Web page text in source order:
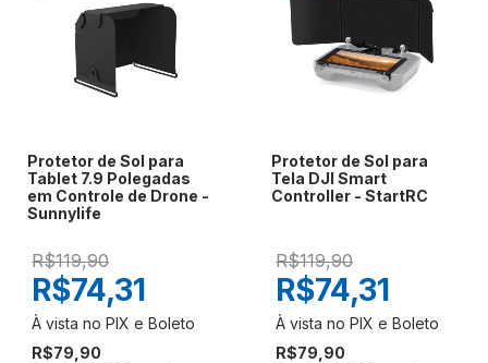
Protetor de Sol para
Tablet 7.9 Polegadas
em Controle de Drone -
Sunnylife
R$119,90
R$79,90
R$74,31
Protetor de Sol para
Tela DJI Smart
Controller - StartRC
R$119,90
R$79,90
R$74,31